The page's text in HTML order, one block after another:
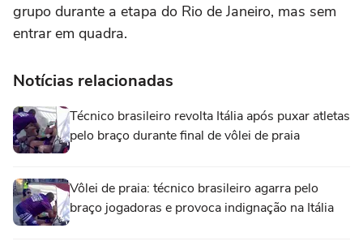
grupo durante a etapa do Rio de Janeiro, mas sem
entrar em quadra.
Notícias relacionadas
Técnico brasileiro revolta Itália após puxar atletas
pelo braço durante final de vôlei de praia
Vôlei de praia: técnico brasileiro agarra pelo
braço jogadoras e provoca indignação na Itália